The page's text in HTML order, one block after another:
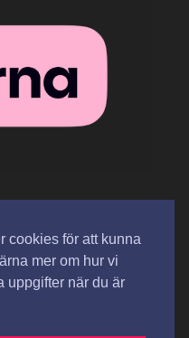
cookies för att kunna
mer om hur vi
uppgifter när du är
/ köpvillkor
Mitt konto
Kontakta oss
Cosmetics AB